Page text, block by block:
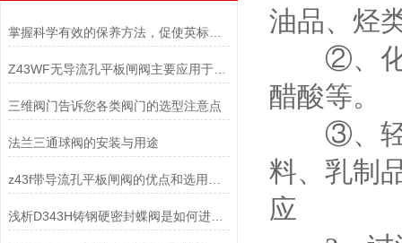
掌握科学有效的保养方法，促使英标气动隔膜阀的使用寿命得以延伸
Z43WF无导流孔平板闸阀主要应用于哪些途径？
三维阀门告诉您各类阀门的选型注意点
法兰三通球阀的安装与用途
浅析D343H铸钢硬密封蝶阀是如何进行工作的
油品、烃
②、化工
醋酸等。
③、轻工
料、乳制
应